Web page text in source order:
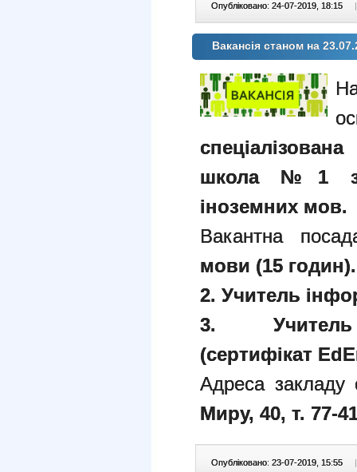
Опубліковано: 24-07-2019, 18:15 |
Вакансія станом на
школа №1 з
іноземних мов.
Вакантна
мови (15 годин).
2. Учитель
3.
(сертифікат
Адреса закладу
Миру, 40, т. 77-
Опубліковано: 23-07-2019, 15:55 |